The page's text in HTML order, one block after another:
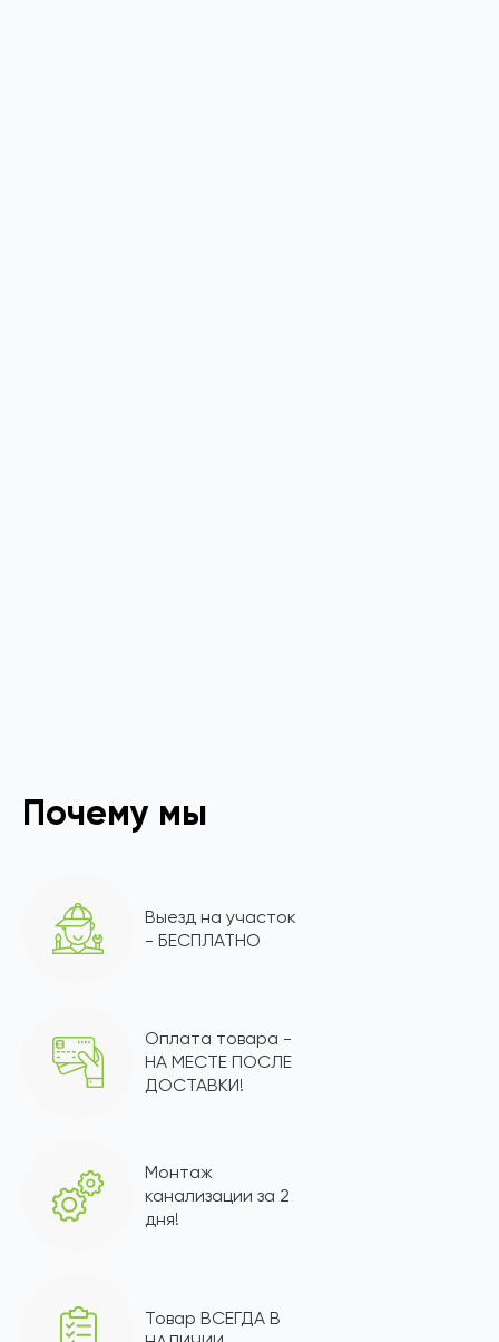
Почему мы
Выезд на участок
- БЕСПЛАТНО
Оплата товара -
НА МЕСТЕ ПОСЛЕ
ДОСТАВКИ!
Монтаж
канализации за 2
дня!
Товар ВСЕГДА В